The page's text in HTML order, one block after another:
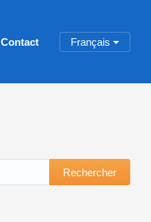
Contact Français
Rechercher